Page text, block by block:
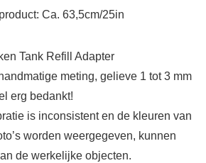
Ca. 63,5cm/25in
Tank Refill Adapter
meting, gelieve 1 tot 3 mm
erg bedankt!
is inconsistent en de kleuren van
worden weergegeven, kunnen
de werkelijke objecten.